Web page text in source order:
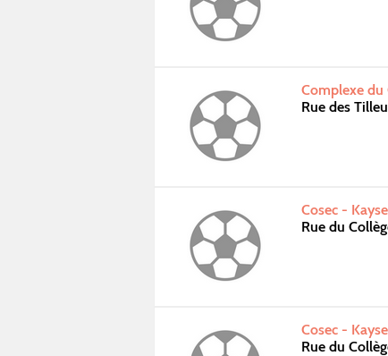
Complexe du
Rue des
Cosec -
Rue du
Cosec -
Rue du